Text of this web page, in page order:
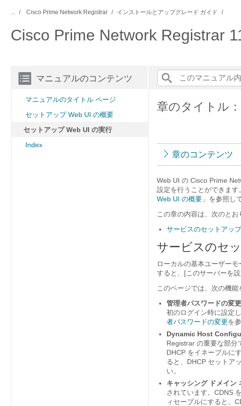
... Cisco Prime Network Registrar インストールとアップグレード ガイド
Cisco Prime Network Registrar
マニュアルのコンテンツ
マニュアルのタイトル ページ
セットアップ Web UI の概要
セットアップ Web UI の実行
Index
章のタイトル
章のコンテンツ
Web UI の Cisco Prime
設定を行うことができます
Web UI の概要 」を参照し
この章の内容は、次のとお
サービスのセットアップ
サービスのセ
ローカルの基本ユーザー
すると、[このサーバーを
このページでは、次の機
管理者パスワードの変更
初のログイン時に設定
者パスワードの変更を
Dynamic Host
Registrar の重要な部分
DHCP をイネーブルに
ると、DHCP セットア
い。
キャッシング ドメイン
されています。CDNS
ィセーブルにすると、